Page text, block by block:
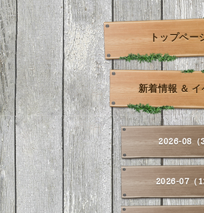
トップペー
新着情報 ＆
2026-08（
2026-07（